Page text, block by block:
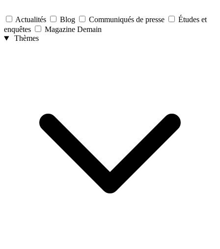
Actualités Blog Communiqués de presse
Études et
enquêtes
Magazine Demain
Thèmes